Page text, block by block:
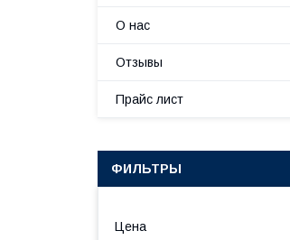
О нас
Отзывы
Прайс лист
ФИЛЬТРЫ
Цена